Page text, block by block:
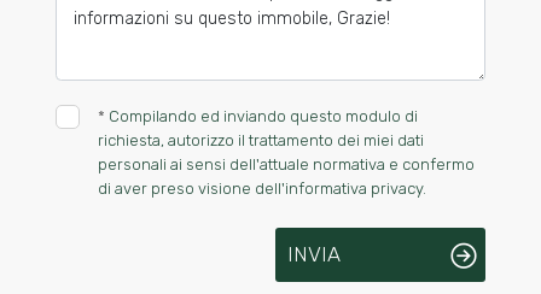
* Compilando ed inviando questo modulo di
richiesta, autorizzo il trattamento dei miei dati
personali ai sensi dell'attuale normativa e confermo
di aver preso visione dell'informativa privacy.
INVIA